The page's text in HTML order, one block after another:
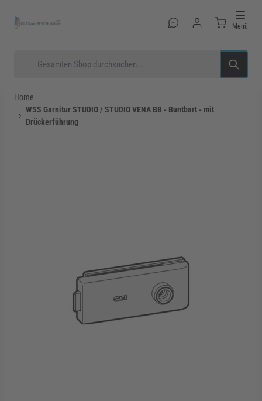
Menü
für Kategorie Zargen anzeigen
für Kategorie Aussenverglasung
Home
WSS Garnitur STUDIO / STUDIO VENA BB - Buntbart - mit
Drückerführung